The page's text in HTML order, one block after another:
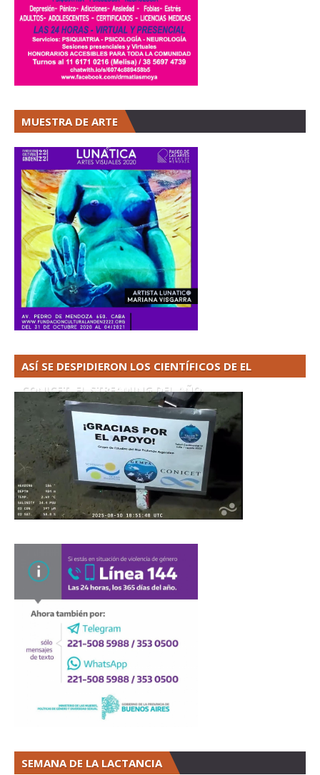
MUESTRA DE ARTE
ASÍ SE DESPIDIERON LOS CIENTÍFICOS DE EL
CONICET. EL STREAMING DEL AÑO
SEMANA DE LA LACTANCIA